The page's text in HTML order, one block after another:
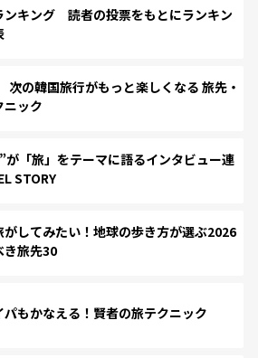
ンキング 読者の投票をもとにランキン
の韓国旅行がもっと楽しくなる 旅先・
ニック
が「旅」をテーマに語るインタビュー連
STORY
がしてみたい！地球の歩き方が選ぶ2026
き旅先30
パもかなえる！賢者の旅テクニック